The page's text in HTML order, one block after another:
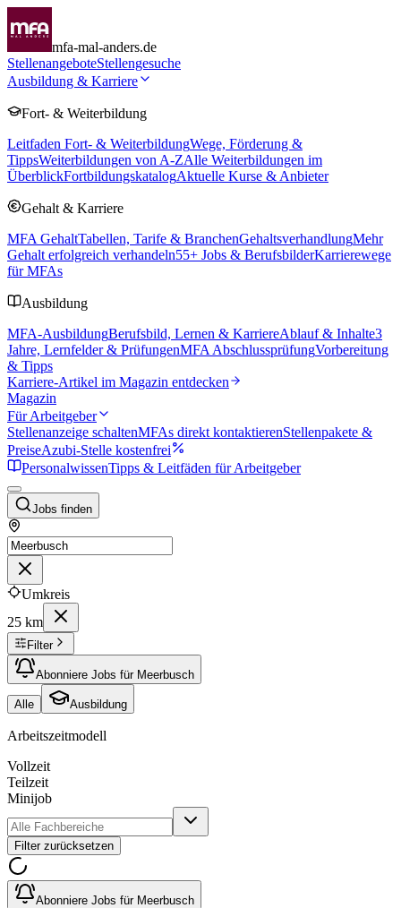
mfa-mal-anders.de
StellenangeboteStellengesuche
Ausbildung & Karriere
Fort- & Weiterbildung
Leitfaden Fort- & WeiterbildungWege, Förderung &
TippsWeiterbildungen von A-ZAlle Weiterbildungen im
ÜberblickFortbildungskatalogAktuelle Kurse & Anbieter
Gehalt & Karriere
MFA GehaltTabellen, Tarife & BranchenGehaltsverhandlungMehr
Gehalt erfolgreich verhandeln55+ Jobs & BerufsbilderKarrierewege
für MFAs
Ausbildung
MFA-AusbildungBerufsbild, Lernen & KarriereAblauf & Inhalte3
Jahre, Lernfelder & PrüfungenMFA AbschlussprüfungVorbereitung
& Tipps
Karriere-Artikel im Magazin entdecken
Magazin
Für Arbeitgeber
Stellenanzeige schaltenMFAs direkt kontaktierenStellenpakete &
PreiseAzubi-Stelle kostenfrei
PersonalwissenTipps & Leitfäden für Arbeitgeber
Jobs finden
Umkreis
25 km
Filter
Abonniere Jobs für Meerbusch
Alle Ausbildung
Arbeitszeitmodell
Vollzeit
Teilzeit
Minijob
Filter zurücksetzen
Abonniere Jobs für Meerbusch